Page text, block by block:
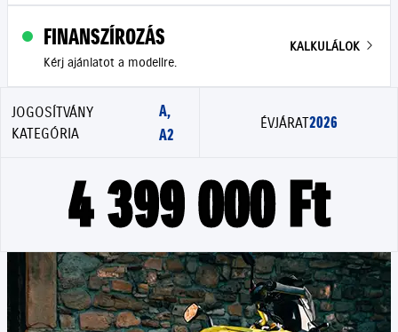
FINANSZÍROZÁS
Kérj ajánlatot a modellre.
KALKULÁLOK
JOGOSÍTVÁNY
KATEGÓRIA
A,
A2
ÉVJÁRAT2026
4 399 000 Ft